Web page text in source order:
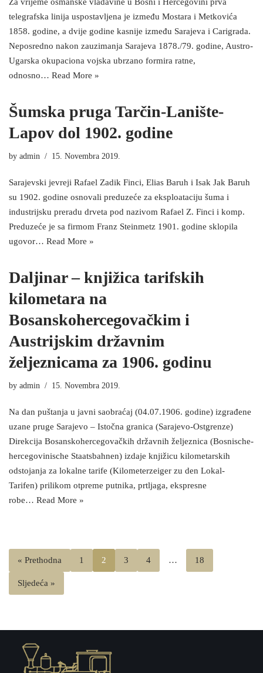
Za vrijeme osmanske vladavine u Bosni i Hercegovini prva
telegrafska linija uspostavljena je između Mostara i Metkovića
1858. godine, a dvije godine kasnije između Sarajeva i Carigrada.
Neposredno nakon zauzimanja Sarajeva 1878./79. godine, Austro-
Ugarska okupaciona vojska ubrzano formira ratne,
odnosno… Read More »
Šumska pruga Tarčin-Lanište-
Lapov dol 1902. godine
by admin 15. Novembra 2019.
Sarajevski jevreji Rafael Zadik Finci, Elias Baruh i Isak Jak Baruh
su 1902. godine osnovali preduzeće za eksploataciju šuma i
industrijsku preradu drveta pod nazivom Rafael Z. Finci i komp.
Preduzeće je sa firmom Franz Steinmetz 1901. godine sklopila
ugovor… Read More »
Daljinar – knjižica tarifskih
kilometara na
Bosanskohercegovačkim i
Austrijskim državnim
željeznicama za 1906. godinu
by admin 15. Novembra 2019.
Na dan puštanja u javni saobraćaj (04.07.1906. godine) izgrađene
uzane pruge Sarajevo – Istočna granica (Sarajevo-Ostgrenze)
Direkcija Bosanskohercegovačkih državnih željeznica (Bosnische-
hercegovinische Staatsbahnen) izdaje knjižicu kilometarskih
odstojanja za lokalne tarife (Kilometerzeiger zu den Lokal-
Tarifen) prilikom otpreme putnika, prtljaga, ekspresne
robe… Read More »
« Prethodna 1 2 3 4 … 18
Sljedeća »